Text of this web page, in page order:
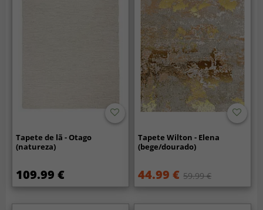
Tapete de lã - Otago
(natureza)
109.99 €
Tapete Wilton - Elena
(bege/dourado)
44.99 € 59.99 €